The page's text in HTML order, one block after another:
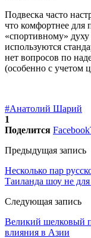
Подвеска часто
что комфортнее для
«спортивному»
используются
нет вопросов по
(особенно с учетом
#Анатолий Шарий
1
Поделится Facebook
Предыдущая запись
Несколько пар
Таиланда шоу не для
Следующая запись
Великий шелковый
влияния в Азии